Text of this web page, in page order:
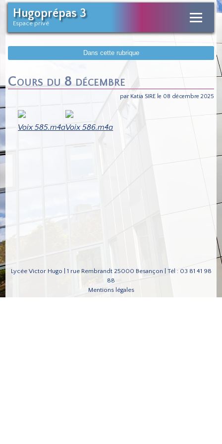
Hugoprépas 3
Espace privé
Dans cette rubrique
Cours du 8 décembre
par Katia SIRE le 08 décembre 2025
Voix 585.m4aVoix 586.m4a
Lycée Victor Hugo | 1 rue Rembrandt 25000 Besançon | Tél : 03 81 41 98
88
Mentions légales